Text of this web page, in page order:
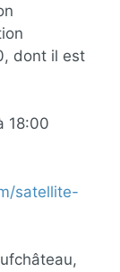
dont il est
18:00
satellite-